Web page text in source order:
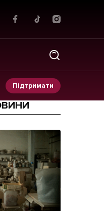
Підтримати